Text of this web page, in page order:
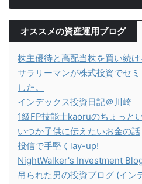
オススメの資産運用ブログ
株主優待と高配当株を買い続
サラリーマンが株式投資でセ
した。
インデックス投資日記＠川崎
1級FP技能士kaoruのちょっと
いつか子供に伝えたいお金の話
投信で手堅くlay-up!
NightWalker's Investment
吊られた男の投資ブログ (イン